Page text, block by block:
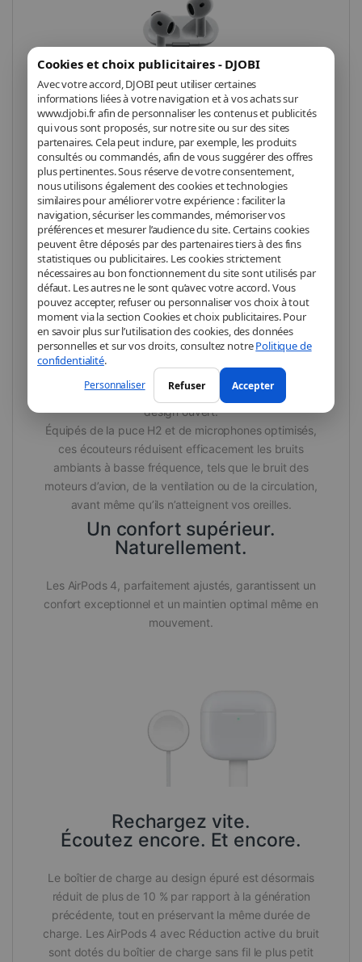
Cookies et choix publicitaires - DJOBI
Avec votre accord, DJOBI peut utiliser certaines
informations liées à votre navigation et à vos achats sur
www.djobi.fr afin de personnaliser les contenus et publicités
qui vous sont proposés, sur notre site ou sur des sites
partenaires. Cela peut inclure, par exemple, les produits
consultés ou commandés, afin de vous suggérer des offres
plus pertinentes. Sous réserve de votre consentement,
nous utilisons également des cookies et technologies
similaires pour améliorer votre expérience : faciliter la
navigation, sécuriser les commandes, mémoriser vos
préférences et mesurer l’audience du site. Certains cookies
peuvent être déposés par des partenaires tiers à des fins
statistiques ou publicitaires. Les cookies strictement
nécessaires au bon fonctionnement du site sont utilisés par
défaut. Les autres ne le sont qu’avec votre accord. Vous
pouvez accepter, refuser ou personnaliser vos choix à tout
moment via la section Cookies et choix publicitaires. Pour
en savoir plus sur l’utilisation des cookies, des données
personnelles et sur vos droits, consultez notrePolitique de
confidentialité.
Personnaliser Refuser Accepter
Un son enveloppant
comme au cinéma.
Le son spatial personnalisé, avec suivi dynamique
des mouvements de la tête, vous immerge dans une
expérience audio à 360°, offrant une écoute
tridimensionnelle pour la musique, les films, les séries,
les jeux et bien plus encore.
Entendez ce qui vous chante.
Les AirPods 4 intègrent désormais une version avec
Réduction active du bruit, une première pour ce
design ouvert.
Équipés de la puce H2 et de microphones optimisés,
ces écouteurs réduisent efficacement les bruits
ambiants à basse fréquence, tels que le bruit des
moteurs d’avion, de la ventilation ou de la circulation,
avant même qu’ils n’atteignent vos oreilles.
Un confort supérieur.
Naturellement.
Les AirPods 4, parfaitement ajustés, garantissent un
confort exceptionnel et un maintien optimal même en
mouvement.
Rechargez vite.
Écoutez encore. Et encore.
Le boîtier de charge au design épuré est désormais
réduit de plus de 10 % par rapport à la génération
précédente, tout en préservant la même durée de
charge. Les AirPods 4 avec Réduction active du bruit
sont dotés du boîtier de charge sans fil le plus petit